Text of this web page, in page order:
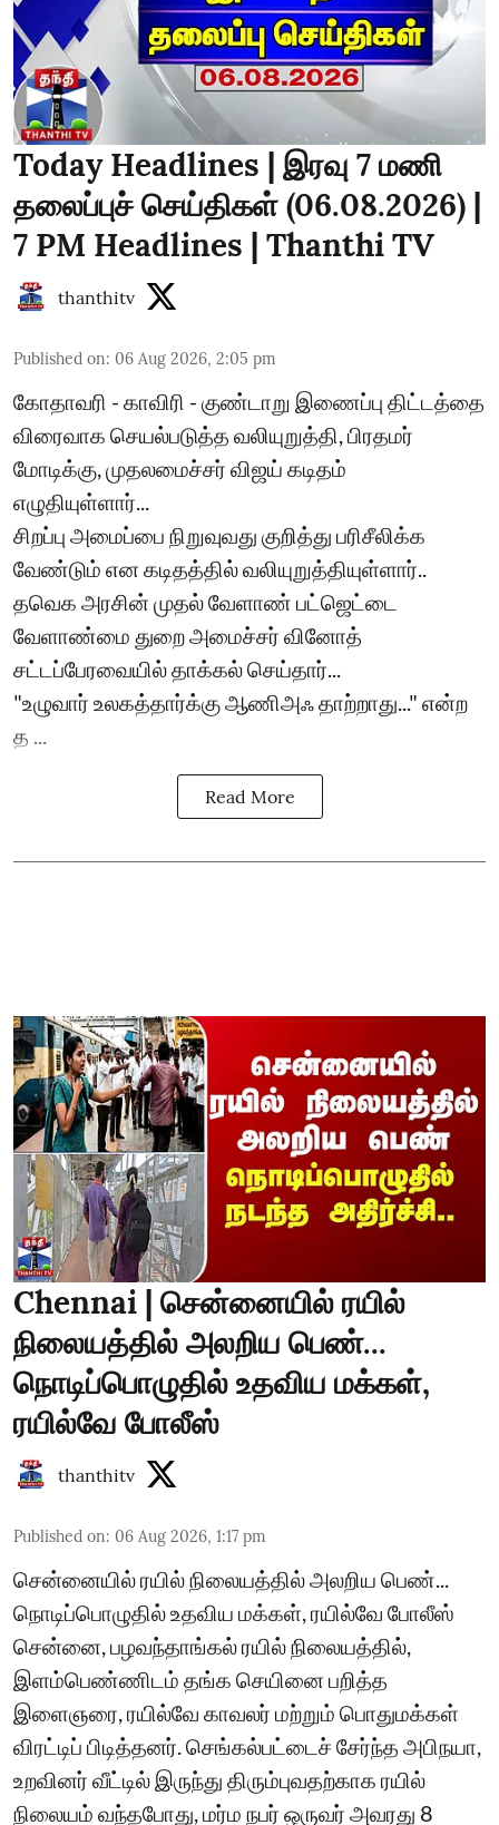
Today Headlines | இரவு 7 மணி
தலைப்புச் செய்திகள் (06.08.2026) |
7 PM Headlines | Thanthi TV
thanthitv
Published on: 06 Aug 2026, 2:05 pm
கோதாவரி - காவிரி - குண்டாறு இணைப்பு திட்டத்தை
விரைவாக செயல்படுத்த வலியுறுத்தி, பிரதமர்
மோடிக்கு, முதலமைச்சர் விஜய் கடிதம்
எழுதியுள்ளார்...
சிறப்பு அமைப்பை நிறுவுவது குறித்து பரிசீலிக்க
வேண்டும் என கடிதத்தில் வலியுறுத்தியுள்ளார்..
தவெக அரசின் முதல் வேளாண் பட்ஜெட்டை
வேளாண்மை துறை அமைச்சர் வினோத்
சட்டப்பேரவையில் தாக்கல் செய்தார்...
"உழுவார் உலகத்தார்க்கு ஆணிஅஃ தாற்றாது..." என்ற
த ...
Read More
Chennai | சென்னையில் ரயில்
நிலையத்தில் அலறிய பெண்...
நொடிப்பொழுதில் உதவிய மக்கள்,
ரயில்வே போலீஸ்
thanthitv
Published on: 06 Aug 2026, 1:17 pm
சென்னையில் ரயில் நிலையத்தில் அலறிய பெண்...
நொடிப்பொழுதில் உதவிய மக்கள், ரயில்வே போலீஸ்
சென்னை, பழவந்தாங்கல் ரயில் நிலையத்தில்,
இளம்பெண்ணிடம் தங்க செயினை பறித்த
இளைஞரை, ரயில்வே காவலர் மற்றும் பொதுமக்கள்
விரட்டிப் பிடித்தனர். செங்கல்பட்டைச் சேர்ந்த அபிநயா,
உறவினர் வீட்டில் இருந்து திரும்புவதற்காக ரயில்
நிலையம் வந்தபோது, மர்ம நபர் ஒருவர் அவரது 8